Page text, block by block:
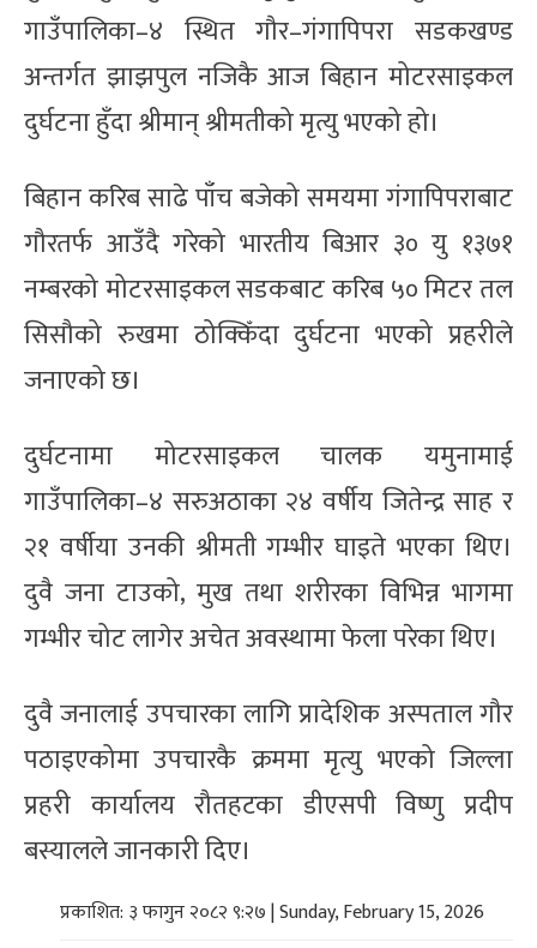
गाउँपालिका–४ स्थित गौर–गंगापिपरा सडकखण्ड
अन्तर्गत झाझपुल नजिकै आज बिहान मोटरसाइकल
दुर्घटना हुँदा श्रीमान् श्रीमतीको मृत्यु भएको हो।
बिहान करिब साढे पाँच बजेको समयमा गंगापिपराबाट
गौरतर्फ आउँदै गरेको भारतीय बिआर ३० यु १३७१
नम्बरको मोटरसाइकल सडकबाट करिब ५० मिटर तल
सिसौको रुखमा ठोक्किँदा दुर्घटना भएको प्रहरीले
जनाएको छ।
दुर्घटनामा मोटरसाइकल चालक यमुनामाई
गाउँपालिका–४ सरुअठाका २४ वर्षीय जितेन्द्र साह र
२१ वर्षीया उनकी श्रीमती गम्भीर घाइते भएका थिए।
दुवै जना टाउको, मुख तथा शरीरका विभिन्न भागमा
गम्भीर चोट लागेर अचेत अवस्थामा फेला परेका थिए।
दुवै जनालाई उपचारका लागि प्रादेशिक अस्पताल गौर
पठाइएकोमा उपचारकै क्रममा मृत्यु भएको जिल्ला
प्रहरी कार्यालय रौतहटका डीएसपी विष्णु प्रदीप
बस्यालले जानकारी दिए।
प्रकाशित: ३ फागुन २०८२ ९:२७ | Sunday, February 15, 2026